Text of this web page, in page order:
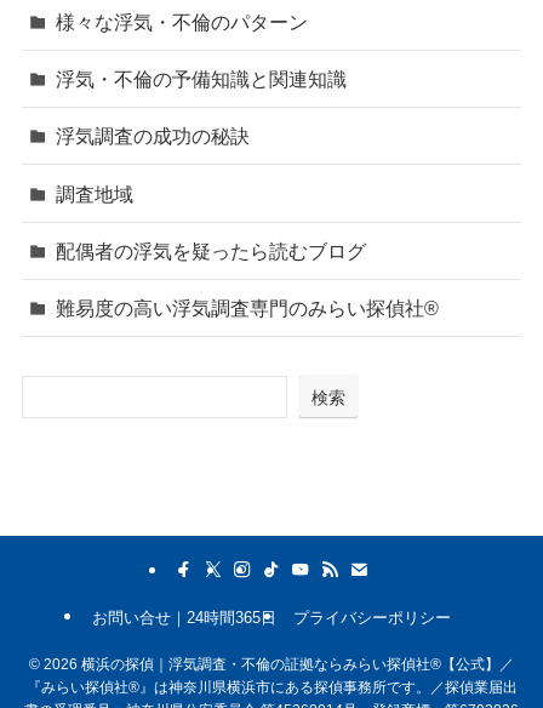
様々な浮気・不倫のパターン
浮気・不倫の予備知識と関連知識
浮気調査の成功の秘訣
調査地域
配偶者の浮気を疑ったら読むブログ
難易度の高い浮気調査専門のみらい探偵社®︎
検索
お問い合せ｜24時間365日 プライバシーポリシー
© 2026 横浜の探偵｜浮気調査・不倫の証拠ならみらい探偵社®︎【公式】／
『みらい探偵社®︎』は神奈川県横浜市にある探偵事務所です。／探偵業届出